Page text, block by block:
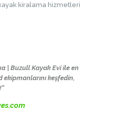
kiralama hizmetleri
| Buzull Kayak Evi ile en
keşfedin,